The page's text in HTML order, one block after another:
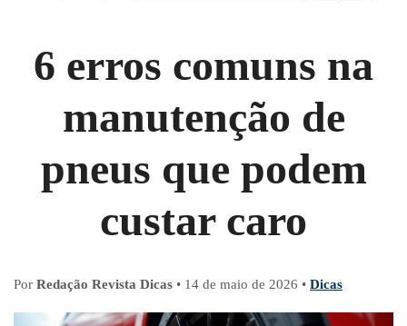
6 erros comuns na
manutenção de
pneus que podem
custar caro
Por Redação Revista Dicas • 14 de maio de 2026 • Dicas